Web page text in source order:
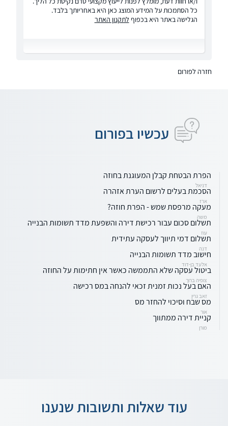
כל הסתמכות על המידע המוצג כאן היא באחריותך בלבד.
הגלישה באתר היא בכפוף לתקנון האתר
חזרה לפורום
עכשיו בפורום
הפרת הבטחת קבלן המעוגנת בחוזה
דניאל
הסכמת בעלים לרשום הערת אזהרה
ארז
מעקה מרפסת שמש - הפרת חוזה?
משה
תשלום סכום עבור רכישת דירה והשפעת מדד תשומות הבנייה
עוז
תשלום דמי תיווך לעסקה עתידית
דנה
חישוב מדד תשומות הבנייה
אלעד בן-דוד
ביטול עסקה שלא התממשה כאשר אין חתימות על החוזה
צופיה ברוך
האם בעל נכות זמנית זכאי להנחה במס רכישה
זאב גרין
מס שבח וסיכוי להחזר מס
אור
קניית דירה ממתווך
מורן
עוד שאלות ותשובות שנענו